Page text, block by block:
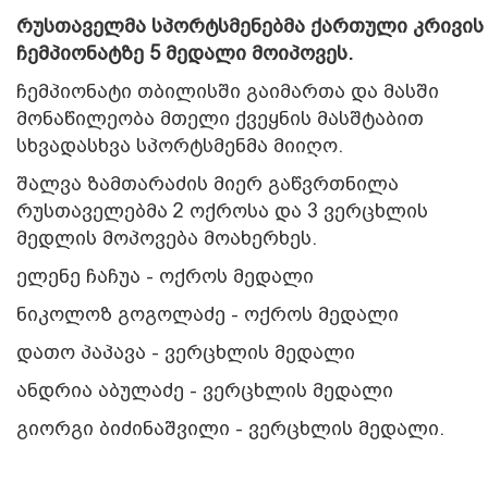
რუსთაველმა სპორტსმენებმა ქართული კრივის
ჩემპიონატზე 5 მედალი მოიპოვეს.
ჩემპიონატი თბილისში გაიმართა და მასში
მონაწილეობა მთელი ქვეყნის მასშტაბით
სხვადასხვა სპორტსმენმა მიიღო.
შალვა ზამთარაძის მიერ გაწვრთნილა
რუსთაველებმა 2 ოქროსა და 3 ვერცხლის
მედლის მოპოვება მოახერხეს.
ელენე ჩაჩუა - ოქროს მედალი
ნიკოლოზ გოგოლაძე - ოქროს მედალი
დათო პაპავა - ვერცხლის მედალი
ანდრია აბულაძე - ვერცხლის მედალი
გიორგი ბიძინაშვილი - ვერცხლის მედალი.